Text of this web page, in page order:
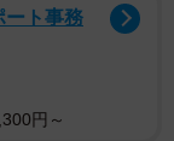
ート事務
円～